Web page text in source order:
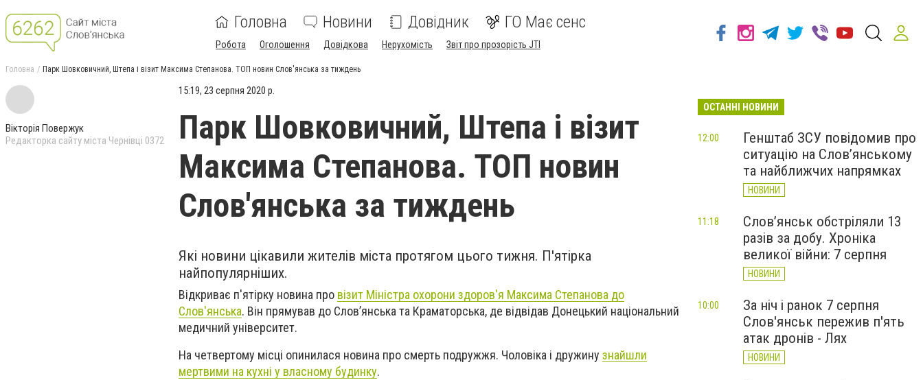
Головна Новини Довідник ГО Має сенс
Робота Оголошення Довідкова Нерухомість Звіт про прозорість JTI
Головна Парк Шовковичний, Штепа і візит Максима Степанова. ТОП новин Слов'янська за тиждень
Вікторія Повержук
Редакторка сайту міста Чернівці 0372
15:19, 23 серпня 2020 р.
Парк Шовковичний, Штепа і візит
Максима Степанова. ТОП новин
Слов'янська за тиждень
Які новини цікавили жителів міста протягом цього тижня. П'ятірка
найпопулярніших.
Відкриває п'ятірку новина про візит Міністра охорони здоров'я Максима Степанова до
Слов'янська. Він прямував до Слов’янська та Краматорська, де відвідав Донецький національний
медичний університет.
На четвертому місці опинилася новина про смерть подружжя. Чоловіка і дружину знайшли
мертвими на кухні у власному будинку.
ОСТАННІ НОВИНИ
Генштаб ЗСУ повідомив про
ситуацію на Слов’янському
та найближчих напрямках
НОВИНИ
12:00
Слов’янськ обстріляли 13
разів за добу. Хроніка
великої війни: 7 серпня
НОВИНИ
11:18
За ніч і ранок 7 серпня
Слов'янськ пережив п'ять
атак дронів - Лях
НОВИНИ
10:00